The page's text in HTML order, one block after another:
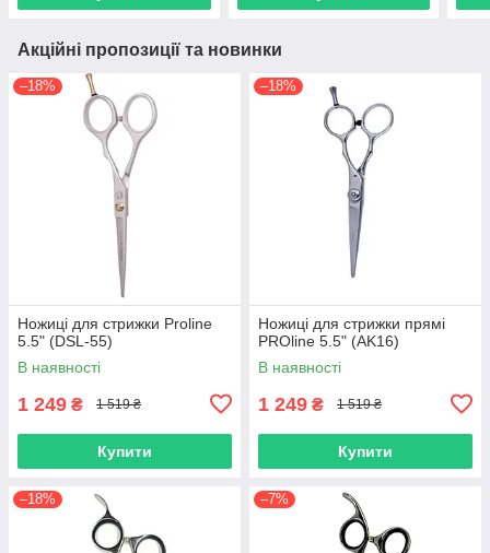
Акційні пропозиції та новинки
–18%
Ножиці для стрижки Proline
5.5" (DSL-55)
В наявності
1 249 ₴ 1 519 ₴
Купити
–18%
Ножиці для стрижки прямі
PROline 5.5" (AK16)
В наявності
1 249 ₴ 1 519 ₴
Купити
–18% –7%